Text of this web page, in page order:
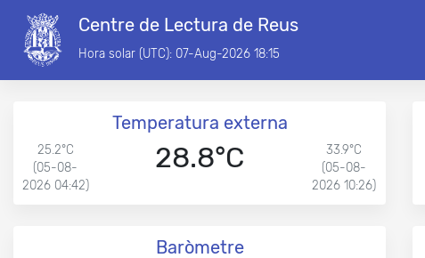
Centre de Lectura de Reus
Hora solar (UTC): 07-Aug-2026 18:15
Temperatura externa
25.2°C
(05-08-
2026 04:42)
28.8°C
33.9°C
(05-08-
2026 10:26)
Baròmetre